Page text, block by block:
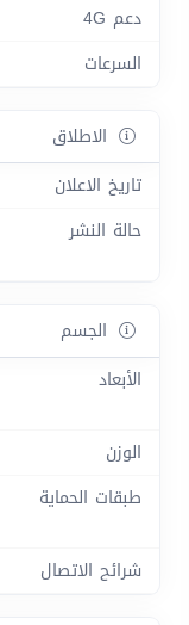
دعم 4G
السرعات
الاطلاق
تاريخ الاعلان
حالة النشر
الجسم
الأبعاد
الوزن
طبقات الحماية
شرائح الاتصال